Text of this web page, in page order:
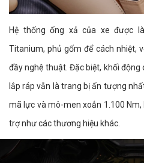
Hệ thống ống xả của xe được
Titanium, phủ gốm để cách nhiệt,
đầy nghệ thuật. Đặc biệt, khối
lắp ráp vẫn là trang bị ấn tượng
mã lực và mô-men xoắn 1.100
trợ như các thương hiệu khác.